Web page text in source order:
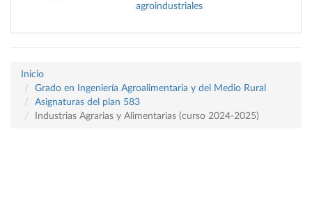
agroindustriales
Inicio
Grado en Ingeniería Agroalimentaria y del Medio Rural
Asignaturas del plan 583
Industrias Agrarias y Alimentarias (curso 2024-2025)